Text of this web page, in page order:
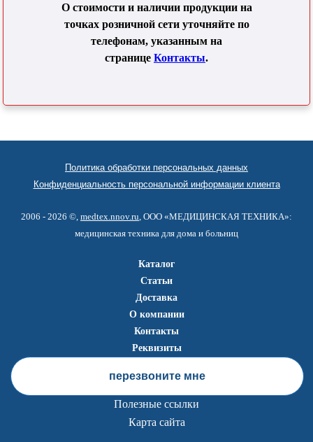
О стоимости и наличии продукции на
точках розничной сети уточняйте по
телефонам, указанным на
странице Контакты.
Политика обработки персональных данных
Конфиденциальность персональной информации клиента
2006 - 2026 ©, medtex.nnov.ru , ООО «МЕДИЦИНСКАЯ ТЕХНИКА»:
медицинская техника для дома и больниц
Каталог
Статьи
Доставка
О компании
Контакты
Реквизиты
перезвоните мне
Полезные ссылки
Карта сайта